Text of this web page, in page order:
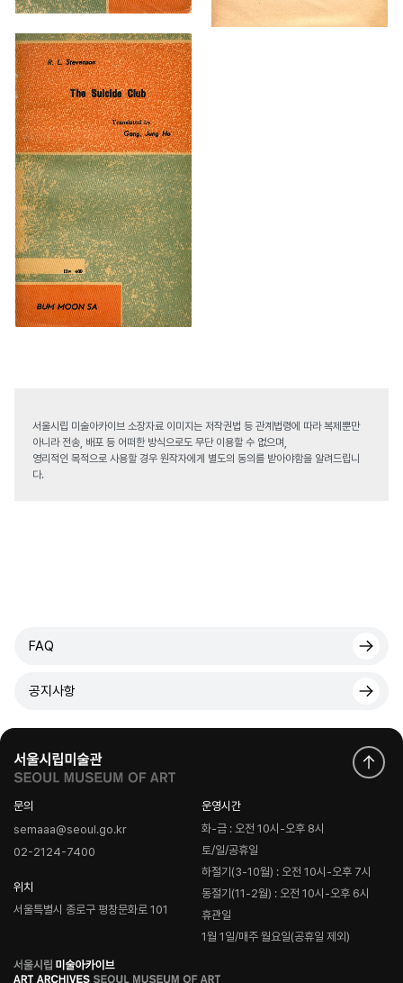
서울시립 미술아카이브 소장자료 이미지는 저작권법 등 관계법령에 따라 복제뿐만
아니라 전송, 배포 등 어떠한 방식으로도 무단 이용할 수 없으며,
영리적인 목적으로 사용할 경우 원작자에게 별도의 동의를 받아야함을 알려드립니
다.
FAQ
공지사항
문의
semaaa@seoul.go.kr
02-2124-7400
위치
서울특별시 종로구 평창문화로 101
운영시간
화-금 : 오전 10시-오후 8시
토/일/공휴일
하절기(3-10월) : 오전 10시-오후 7시
동절기(11-2월) : 오전 10시-오후 6시
휴관일
1월 1일/매주 월요일(공휴일 제외)
로
고